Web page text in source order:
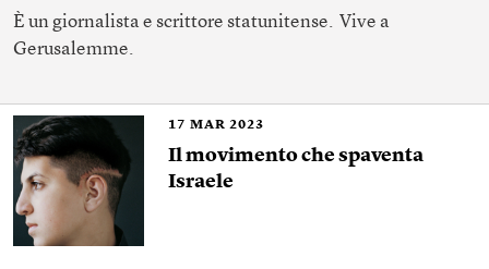
È un giornalista e scrittore statunitense. Vive a
Gerusalemme.
17 MAR 2023
Il movimento che spaventa
Israele